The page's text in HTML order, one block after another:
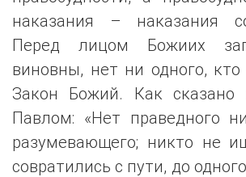
наказания – наказания
Перед лицом Божиих
виновны, нет ни одного,
Закон Божий. Как сказано
Павлом: «Нет праведного
разумевающего; никто не
совратились с пути, до